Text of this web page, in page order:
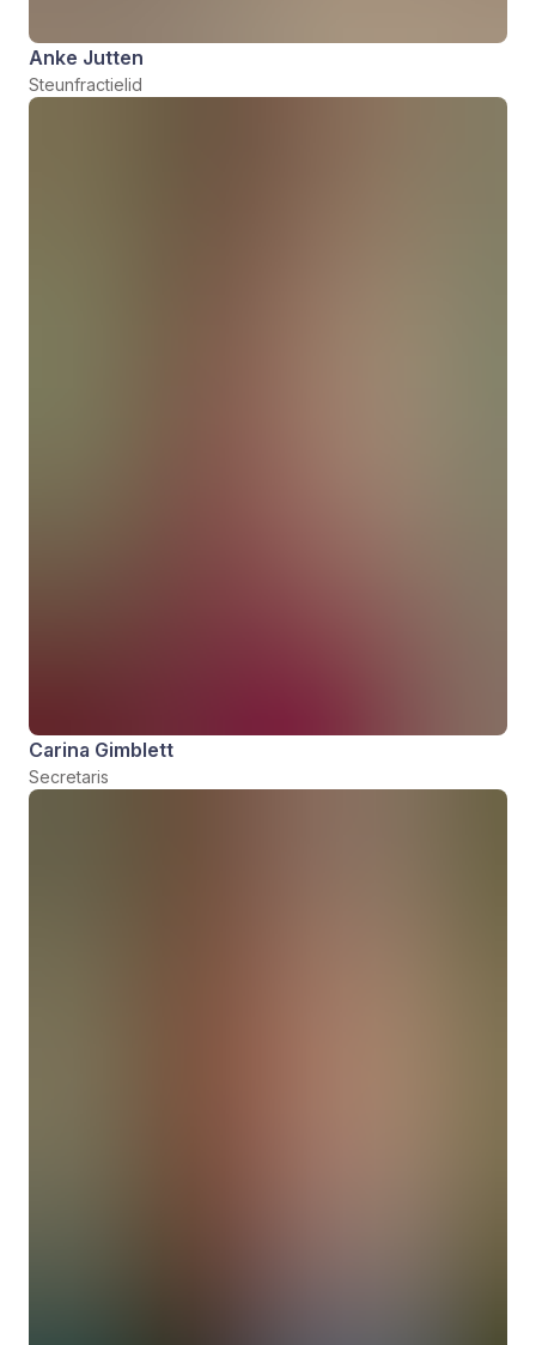
Anke Jutten
Steunfractielid
Carina Gimblett
Secretaris